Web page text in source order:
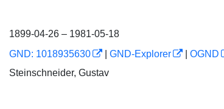
1899-04-26 – 1981-05-18
GND: 1018935630 GND-Explorer OGND
Steinschneider, Gustav